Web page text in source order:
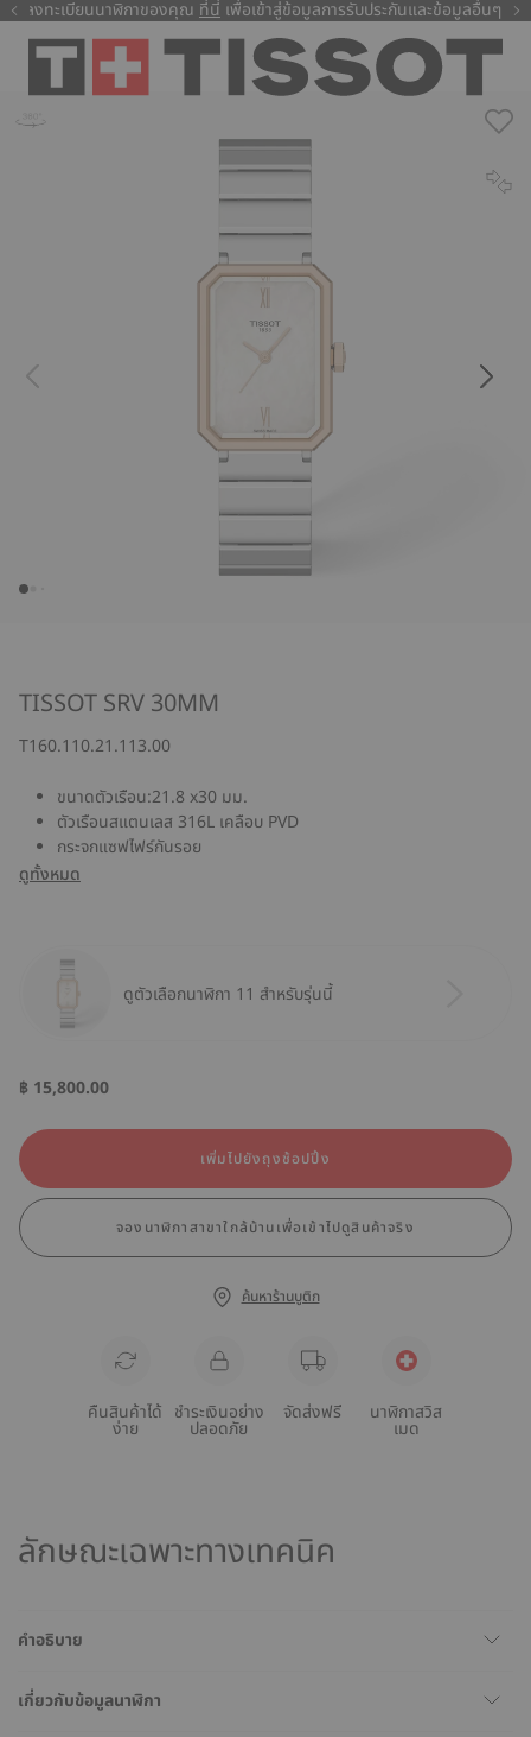
ลงทะเบียนนาฬิกาของคุณ ที่นี่ เพื่อเข้าสู่ข้อมูลการรับประกันและข้อมูลอื่นๆ
ที่นี่
TISSOT SRV 30MM
T160.110.21.113.00
ขนาดตัวเรือน:21.8 x30 มม.
ตัวเรือนสแตนเลส 316L เคลือบ PVD
กระจกแซฟไฟร์กันรอย
ดูทั้งหมด
ดูตัวเลือกนาฬิกา 11 สำหรับรุ่นนี้
฿ 15,800.00
เพิ่มไปยังถุงช้อปปิ้ง
จองนาฬิกาสาขาใกล้บ้านเพื่อเข้าไปดูสินค้าจริง
ค้นหาร้านบูติก
คืนสินค้าได้
ง่าย
ชำระเงินอย่าง
ปลอดภัย
จัดส่งฟรี นาฬิกาสวิส
เมด
ลักษณะเฉพาะทางเทคนิค
คำอธิบาย
เกี่ยวกับข้อมูลนาฬิกา